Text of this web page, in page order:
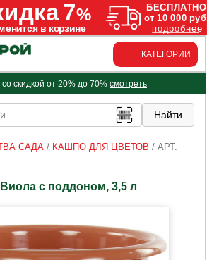
КАТЕГОРИИ
скидкой от 20% до 70% смотреть
САДА/ КАШПО ДЛЯ ЦВЕТОВ / АРТ.
с поддоном, 3,5 л